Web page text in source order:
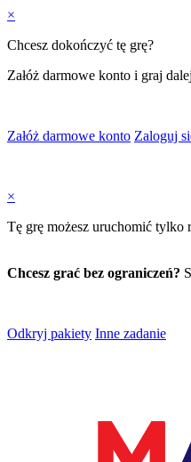
×
Chcesz dokończyć tę grę?
Załóż darmowe konto i graj
Załóż darmowe konto Zaloguj
×
Tę grę możesz uruchomić tylko
Chcesz grać bez ograniczeń?
Odkryj pakiety Inne zadanie